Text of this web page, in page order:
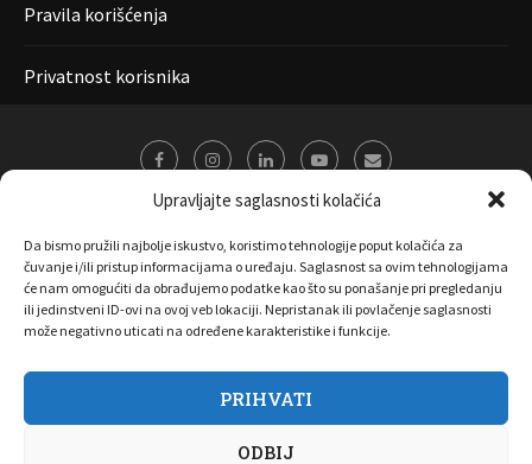
Upravljajte saglasnosti kolačića
Da bismo pružili najbolje iskustvo, koristimo tehnologije poput kolačića za
čuvanje i/ili pristup informacijama o uređaju. Saglasnost sa ovim tehnologijama
će nam omogućiti da obrađujemo podatke kao što su ponašanje pri pregledanju
ili jedinstveni ID-ovi na ovoj veb lokaciji. Nepristanak ili povlačenje saglasnosti
može negativno uticati na određene karakteristike i funkcije.
PRIHVATI
ODBIJ
Pravila korišćenja
Privatnost korisnika
O nama Marketing Kontakt FAQ
Privatnost korisnika
Pravila korišćenja